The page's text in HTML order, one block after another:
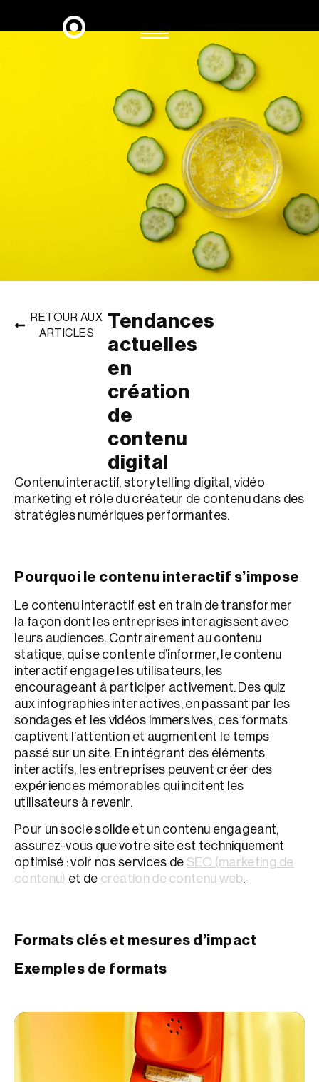
→ RÉSEAUX SOCIAUX
→ IA &
NOUS
CONTACTER
RETOUR AUX
ARTICLES
Tendances
actuelles
en
création
de
contenu
digital
Contenu interactif, storytelling digital, vidéo
marketing et rôle du créateur de contenu dans des
stratégies numériques performantes.
Pourquoi le contenu interactif s’impose
Le contenu interactif est en train de transformer
la façon dont les entreprises interagissent avec
leurs audiences. Contrairement au contenu
statique, qui se contente d’informer, le contenu
interactif engage les utilisateurs, les
encourageant à participer activement. Des quiz
aux infographies interactives, en passant par les
sondages et les vidéos immersives, ces formats
captivent l’attention et augmentent le temps
passé sur un site. En intégrant des éléments
interactifs, les entreprises peuvent créer des
expériences mémorables qui incitent les
utilisateurs à revenir.
Pour un socle solide et un contenu engageant,
assurez-vous que votre site est techniquement
optimisé : voir nos services de SEO (marketing de
contenu) et de création de contenu web.
Formats clés et mesures d’impact
Exemples de formats